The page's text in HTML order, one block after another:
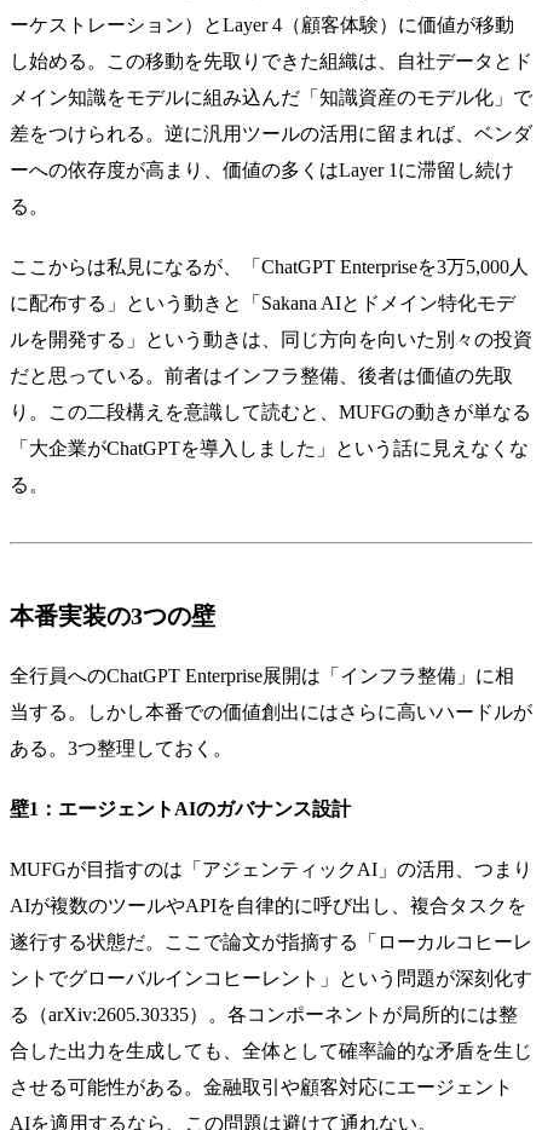
ーケストレーション）とLayer 4（顧客体験）に価値が移動
し始める。この移動を先取りできた組織は、自社データとド
メイン知識をモデルに組み込んだ「知識資産のモデル化」で
差をつけられる。逆に汎用ツールの活用に留まれば、ベンダ
ーへの依存度が高まり、価値の多くはLayer 1に滞留し続け
る。
ここからは私見になるが、「ChatGPT Enterpriseを3万5,000人
に配布する」という動きと「Sakana AIとドメイン特化モデ
ルを開発する」という動きは、同じ方向を向いた別々の投資
だと思っている。前者はインフラ整備、後者は価値の先取
り。この二段構えを意識して読むと、MUFGの動きが単なる
「大企業がChatGPTを導入しました」という話に見えなくな
る。
本番実装の3つの壁
全行員へのChatGPT Enterprise展開は「インフラ整備」に相
当する。しかし本番での価値創出にはさらに高いハードルが
ある。3つ整理しておく。
壁1：エージェントAIのガバナンス設計
MUFGが目指すのは「アジェンティックAI」の活用、つまり
AIが複数のツールやAPIを自律的に呼び出し、複合タスクを
遂行する状態だ。ここで論文が指摘する「ローカルコヒーレ
ントでグローバルインコヒーレント」という問題が深刻化す
る（arXiv:2605.30335）。各コンポーネントが局所的には整
合した出力を生成しても、全体として確率論的な矛盾を生じ
させる可能性がある。金融取引や顧客対応にエージェント
AIを適用するなら、この問題は避けて通れない。